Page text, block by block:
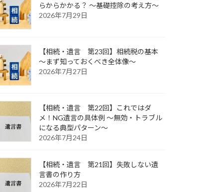
らからかかる？ ～基礎控除の考え方～
2026年7月29日
【相続・遺言 第23回】相続税の基本
～まず知っておくべき全体像～
2026年7月27日
【相続・遺言 第22回】これではダ
メ！NG遺言の具体例 ～無効・トラブル
になる典型パターン～
2026年7月24日
【相続・遺言 第21回】失敗しない遺
言書の作り方
2026年7月22日